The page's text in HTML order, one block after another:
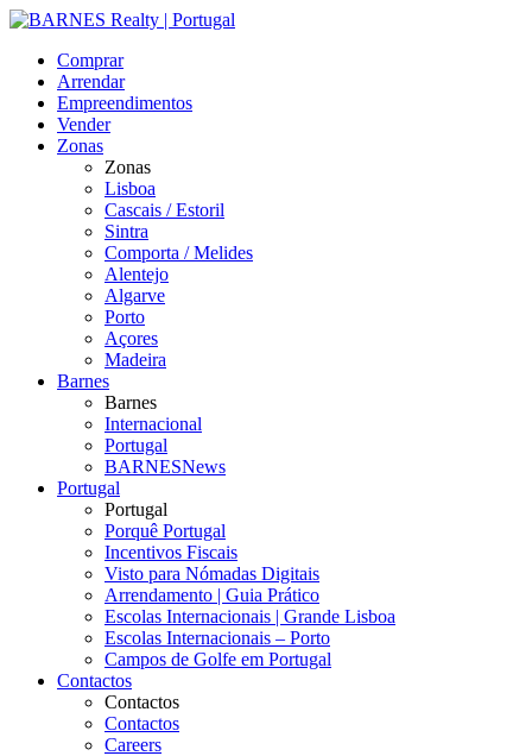
Comprar
Arrendar
Empreendimentos
Vender
Zonas
Zonas
Lisboa
Cascais / Estoril
Sintra
Comporta / Melides
Alentejo
Algarve
Porto
Açores
Madeira
Barnes
Barnes
Internacional
Portugal
BARNESNews
Portugal
Portugal
Porquê Portugal
Incentivos Fiscais
Visto para Nómadas Digitais
Arrendamento | Guia Prático
Escolas Internacionais | Grande Lisboa
Escolas Internacionais – Porto
Campos de Golfe em Portugal
Contactos
Contactos
Contactos
Careers